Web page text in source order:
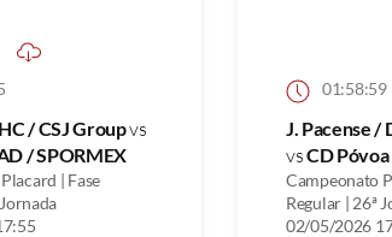
/ CSJ Groupvs
/ SPORMEX
| Fase
01:58:59
J. Pacense /
vsCD Póvoa
Campeonato
Regular | 26ª
02/05/2026